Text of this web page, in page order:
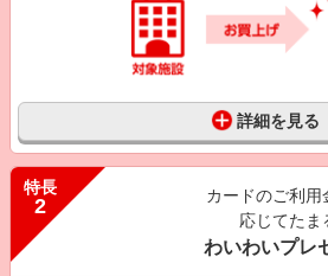
詳細を見る
特長
2
カードのご利用
応じてたま
わいわいプレ